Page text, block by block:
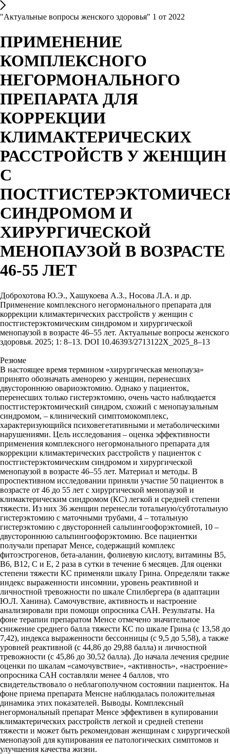
"Актуальные вопросы женского здоровья" 1 от 2022
ПРИМЕНЕНИЕ
КОМПЛЕКСНОГО
НЕГОРМОНАЛЬНОГО
ПРЕПАРАТА ДЛЯ
КОРРЕКЦИИ
КЛИМАКТЕРИЧЕСКИХ
РАССТРОЙСТВ У ЖЕНЩИН
С
СИНДРОМОМ И
ХИРУРГИЧЕСКОЙ
МЕНОПАУЗОЙ В ВОЗРАСТЕ
46-55 ЛЕТ
Доброхотова Ю.Э., Хашукоева А.З., Носова Л.А. и др.
Применение комплексного негормонального препарата для
коррекции климактерических расстройств у женщин с
постгистерэктомическим синдромом и хирургической
менопаузой в возрасте 46–55 лет. Актуальные вопросы женского
здоровья. 2025; 1: 8–13. DOI 10.46393/2713122Х_2025_8–13
Резюме
В настоящее время термином «хирургическая менопауза»
принято обозначать аменорею у женщин, перенесших
двустороннюю овариоэктомию. Однако у пациенток,
перенесших только гистерэктомию, очень часто наблюдается
постгистерэктомический синдром, схожий с менопаузальным
синдромом, – клинический симптомокомплекс,
характеризующийся психовегетативными и метаболическими
нарушениями. Цель исследования – оценка эффективности
применения комплексного негормонального препарата для
коррекции климактерических расстройств у пациенток с
постгистерэктомическим синдромом и хирургической
менопаузой в возрасте 46–55 лет. Материал и методы. В
проспективном исследовании приняли участие 50 пациенток в
возрасте от 46 до 55 лет с хирургической менопаузой и
климактерическим синдромом (КС) легкой и средней степени
тяжести. Из них 36 женщин перенесли тотальную/субтотальную
гистерэктомию с маточными трубами, 4 – тотальную
гистерэктомию с двусторонней сальпингоофорэктомией, 10 –
двустороннюю сальпингоофорэктомию. Все пациентки
получали препарат Менсе, содержащий комплекс
фитоэстрогенов, бета-аланин, фолиевую кислоту, витамины B5,
B6, B12, С и Е, 2 раза в сутки в течение 6 месяцев. Для оценки
степени тяжести КС применяли шкалу Грина. Определяли также
индекс выраженности инсомнии, уровень реактивной и
личностной тревожности по шкале Спилбергера (в адаптации
Ю.Л. Ханина). Самочувствие, активность и настроение
анализировали при помощи опросника САН. Результаты. На
фоне терапии препаратом Менсе отмечено значительное
снижение среднего балла тяжести КС по шкале Грина (с 13,58 до
7,42), индекса выраженности бессонницы (с 9,5 до 5,58), а также
уровней реактивной (с 44,86 до 29,88 балла) и личностной
тревожности (с 45,86 до 30,52 балла). До начала лечения средние
оценки по шкалам «самочувствие», «активность», «настроение»
опросника САН составляли менее 4 баллов, что
свидетельствовало о неблагополучном состоянии пациенток. На
фоне приема препарата Менсне наблюдалась положительная
динамика этих показателей. Выводы. Комплексный
негормональный препарат Менсе эффективен в купировании
климактерических расстройств легкой и средней степени
тяжести и может быть рекомендован женщинам с хирургической
менопаузой для купирования ее патологических симптомов и
улучшения качества жизни.